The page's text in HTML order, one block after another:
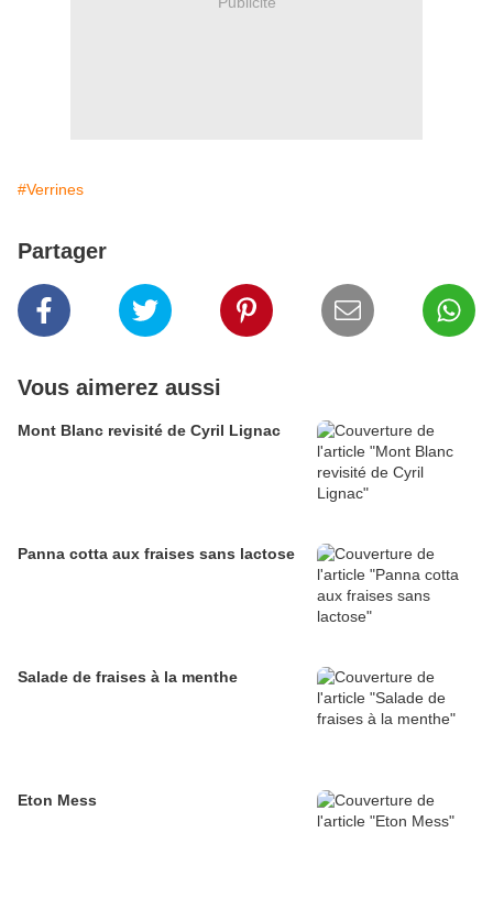
#Verrines
Partager
Vous aimerez aussi
Mont Blanc revisité de Cyril Lignac
Panna cotta aux fraises sans lactose
Salade de fraises à la menthe
Eton Mess